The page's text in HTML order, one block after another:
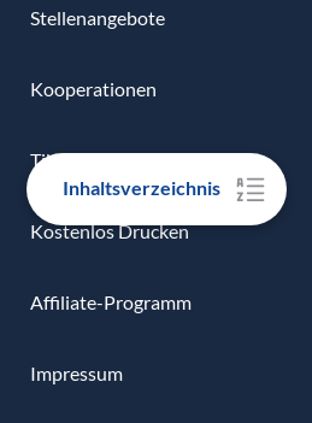
Inhaltsverzeichnis
Stellenangebote
Kooperationen
TikTok Challenge
Kostenlos Drucken
Affiliate-Programm
Impressum